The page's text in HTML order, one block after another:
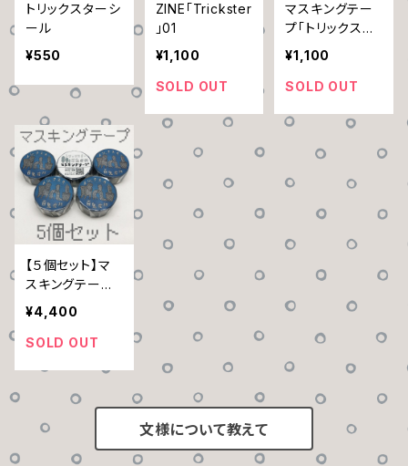
トリックスターシ
ール
¥550
ZINE「Trickster
」01
¥1,100
SOLD OUT
マスキングテー
プ「トリックスタ
ー百鬼夜校 」
¥1,100
SOLD OUT
【５個セット】マ
スキングテープ
「トリックスター
百鬼夜校 」
¥4,400
SOLD OUT
文様について教えて